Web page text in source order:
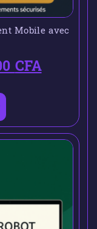
Mobile avec
CFA